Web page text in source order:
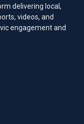
delivering local,
videos, and
engagement and